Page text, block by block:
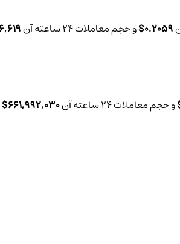
0.2059$ و حجم معاملات 24 ساعته آن
و حجم معاملات 24 ساعته آن 661,992,030$